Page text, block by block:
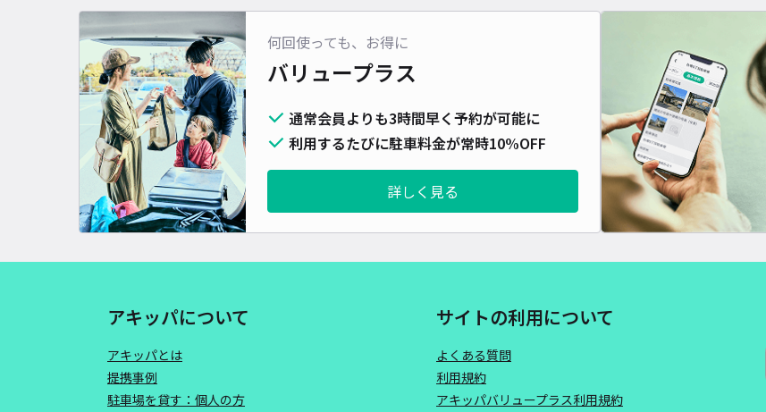
何回使っても、お得に
バリュープラス
通常会員よりも3時間早く予約が可能に
利用するたびに駐車料金が常時10%OFF
詳しく見る
アキッパについて
アキッパとは
提携事例
駐車場を貸す：個人の方
サイトの利用について
よくある質問
利用規約
アキッパバリュープラス利用規約